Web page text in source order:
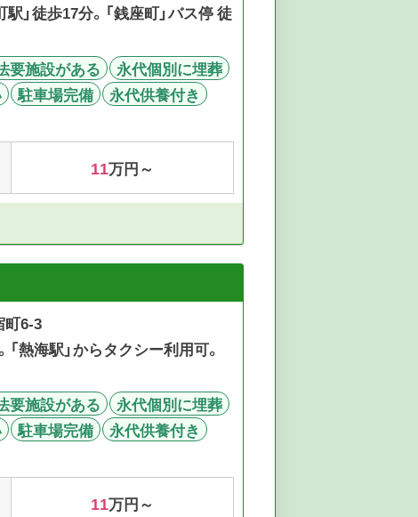
駅」徒歩17分。「銭座町」バス停 徒
要施設がある
永代個別に埋葬
駐車場完備
永代供養付き
11万円～
町6-3
熱海駅」からタクシー利用可。
要施設がある
永代個別に埋葬
駐車場完備
永代供養付き
11万円～